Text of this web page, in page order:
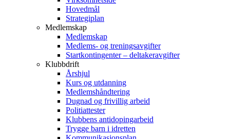
Hovedmål
Strategiplan
Medlemskap
Medlemskap
Medlems- og treningsavgifter
Startkontingenter – deltakeravgifter
Klubbdrift
Årshjul
Kurs og utdanning
Medlemshåndtering
Dugnad og frivillig arbeid
Politiattester
Klubbens antidopingarbeid
Trygge barn i idretten